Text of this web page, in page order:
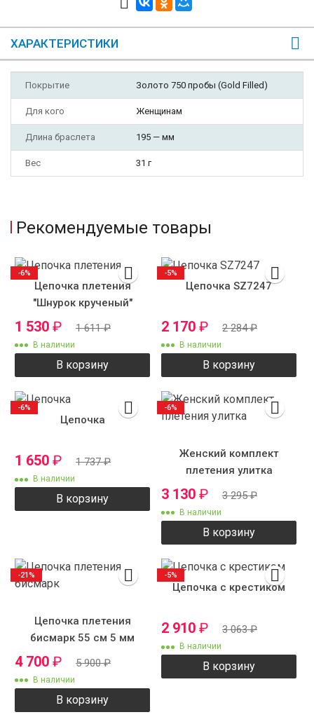
ХАРАКТЕРИСТИКИ
Покрытие Золото 750 пробы (Gold Filled)
Для кого Женщинам
Длина браслета 195 — мм
Вес 31 г
Рекомендуемые товары
Цепочка плетения
"Шнурок крученый"
1 530 ₽ 1 611₽
В наличии
В корзину
-6%
Цепочка SZ7247
2 170 ₽ 2 284₽
В наличии
В корзину
-5%
Цепочка
1 650 ₽ 1 737₽
В наличии
В корзину
-6%
Женский комплект
плетения улитка
3 130 ₽ 3 295₽
В наличии
В корзину
-6%
Цепочка плетения
бисмарк 55 см 5 мм
4 700 ₽ 5 900₽
В наличии
В корзину
-21%
Цепочка с крестиком
2 910 ₽ 3 063₽
В наличии
В корзину
-5%